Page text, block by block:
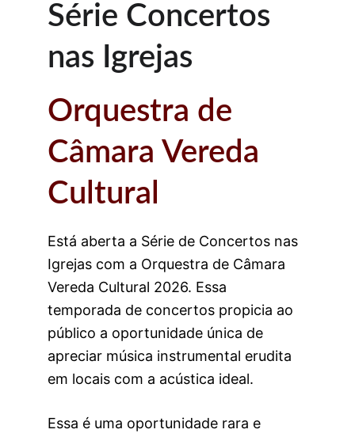
Série Concertos
nas Igrejas
Está aberta a Série de Concertos nas
Igrejas com a Orquestra de Câmara
Vereda Cultural 2026. Essa
temporada de concertos propicia ao
público a oportunidade única de
apreciar música instrumental erudita
em locais com a acústica ideal.
Essa é uma oportunidade rara e
Orquestra de
Câmara Vereda
Cultural